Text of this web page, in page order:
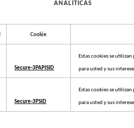
ANALÍTICAS
Cookie
Secure-3PAPISID
Estas cookies se
para usted y sus
Secure-3PSID
Estas cookies se
para usted y sus